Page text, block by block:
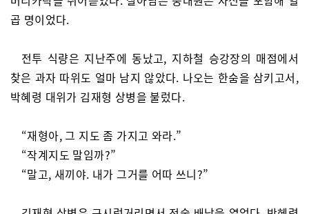
곱 명이었다.
전투 식량은 지난주에 동났고, 지하철 승강장의 매점에서
찾은 과자 따위도 얼마 남지 않았다. 나오는 한숨을 삼키고서,
박혜령 대위가 김재형 상병을 불렀다.
“재형아, 그 지도 좀 가지고 와라.”
“작계지도 말임까?”
“말고, 새끼야. 내가 그거를 어따 쓰니?”